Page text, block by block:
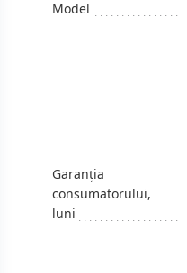
Model
Garanția
consumatorului,
luni